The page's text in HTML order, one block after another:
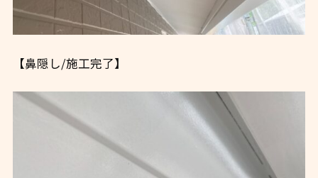
【鼻隠し/施工完了】